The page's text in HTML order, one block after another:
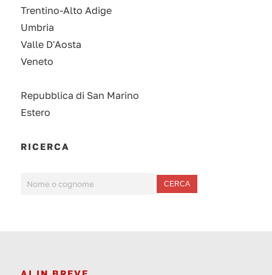
Trentino-Alto Adige
Umbria
Valle D'Aosta
Veneto
Repubblica di San Marino
Estero
RICERCA
CERCA